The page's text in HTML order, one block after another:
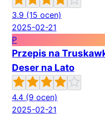
3.9 (15 ocen)
2025-02-21
P
Przepis na
Deser na Lato
4.4 (9 ocen)
2025-02-21